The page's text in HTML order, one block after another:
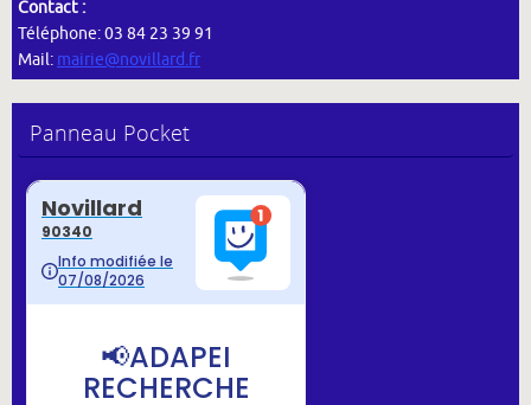
Contact :
Téléphone: 03 84 23 39 91
Mail: mairie@novillard.fr
Panneau Pocket